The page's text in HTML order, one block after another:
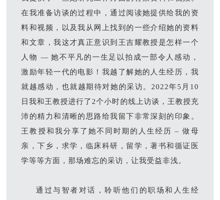
在我准备访谈的过程中，通过阅读她提供给我的资
料和视频，以及我从网上找到的一些介绍她的资料
和文章，我这才真正意识到王吉耀教授是怎样一个
人物 — 她不平凡的一生足以拍成一部令人感动，
激励年轻一代的电影！我越了解她的人生经历，我
就越感动，也就越期待对她的采访。2022年5月10
日我和王教授进行了2个小时的线上访谈，王教授充
沛的精力和清晰的思路给我留下非常深刻的印象。
王教授和我分享了她不同时期的人生经历 – 做母
亲，下乡，求学，临床科研，留学，著书和循证医
学等等方面，那场难忘的采访，让我受益非浅。
通过与智者对话，聆听他们的职场和人生经